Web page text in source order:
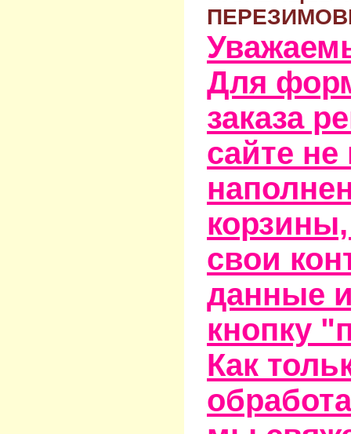
Для
заказа
сайте
свои
данные
кнопку
Как